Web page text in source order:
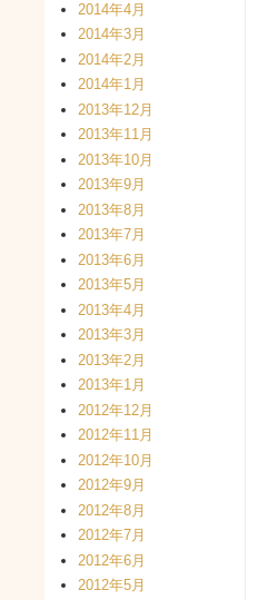
2014年4月
2014年3月
2014年2月
2014年1月
2013年12月
2013年11月
2013年10月
2013年9月
2013年8月
2013年7月
2013年6月
2013年5月
2013年4月
2013年3月
2013年2月
2013年1月
2012年12月
2012年11月
2012年10月
2012年9月
2012年8月
2012年7月
2012年6月
2012年5月